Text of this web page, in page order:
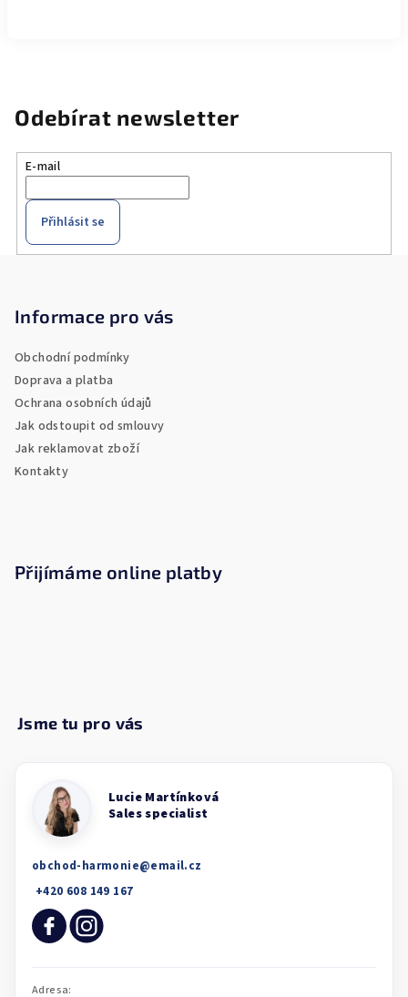
Odebírat newsletter
E-mail
Přihlásit se
Informace pro vás
Obchodní podmínky
Doprava a platba
Ochrana osobních údajů
Jak odstoupit od smlouvy
Jak reklamovat zboží
Kontakty
Přijímáme online platby
obchod-harmonie@email.cz